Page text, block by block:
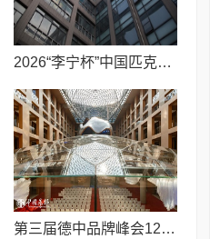
2026“李宁杯”中国匹克球巡回赛青少年赛-河南鹤壁站圆满落幕
第三届德中品牌峰会12月将在柏林举办，聚焦人工智能时代品牌全球化发展